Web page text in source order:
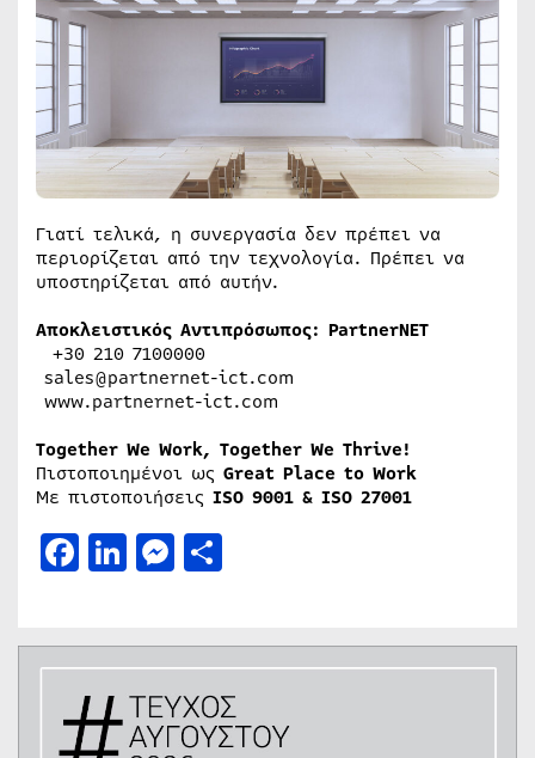
Γιατί τελικά, η συνεργασία δεν πρέπει να
περιορίζεται από την τεχνολογία. Πρέπει να
υποστηρίζεται από αυτήν.
Αποκλειστικός Αντιπρόσωπος: PartnerNET
+30 210 7100000
sales@partnernet-ict.com
www.partnernet-ict.com
Together We Work, Together We Thrive!
Πιστοποιημένοι ως Great Place to Work
Με πιστοποιήσεις ISO 9001 & ISO 27001
Facebook
LinkedIn
Messenger